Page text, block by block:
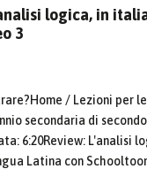
logica, in
3
/ Lezioni per
secondaria di
6:20Review: L'analisi
Latina con